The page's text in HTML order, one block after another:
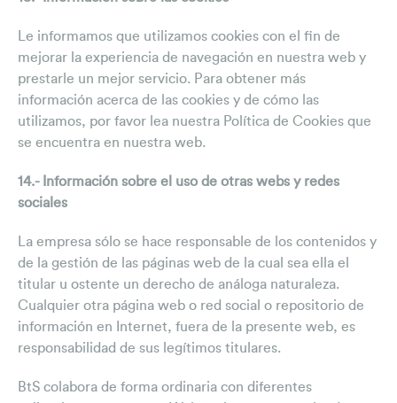
Le informamos que utilizamos cookies con el fin de
mejorar la experiencia de navegación en nuestra web y
prestarle un mejor servicio. Para obtener más
información acerca de las cookies y de cómo las
utilizamos, por favor lea nuestra Política de Cookies que
se encuentra en nuestra web.
14.- Información sobre el uso de otras webs y redes
sociales
La empresa sólo se hace responsable de los contenidos y
de la gestión de las páginas web de la cual sea ella el
titular u ostente un derecho de análoga naturaleza.
Cualquier otra página web o red social o repositorio de
información en Internet, fuera de la presente web, es
responsabilidad de sus legítimos titulares.
BtS colabora de forma ordinaria con diferentes